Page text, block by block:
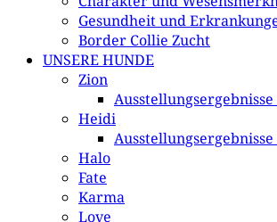
Gesundheit und
Border Collie Zucht
UNSERE HUNDE
Zion
Ausstellungsergebnisse
Heidi
Halo
Fate
Karma
Love